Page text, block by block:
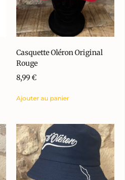
Casquette Oléron Original
Rouge
8,99€
Ajouter au panier